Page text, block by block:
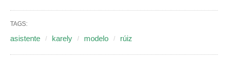
TAGS:
asistente karely modelo rúiz